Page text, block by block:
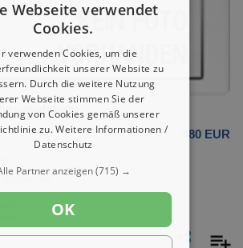
480 EUR
Webseite verwendet
Cookies.
verwenden Cookies, um die
unserer Website zu
Durch die weitere Nutzung
Webseite stimmen Sie der
von Cookies gemäß unserer
zu.Weitere Informationen /
Datenschutz
Partner anzeigen(715) →
OK